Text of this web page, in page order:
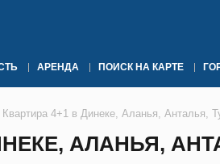
АРЕНДА ПОИСК НА КАРТЕ
Квартира 4+1 в Динеке, Аланья, Анталья,
АЛАНЬЯ,